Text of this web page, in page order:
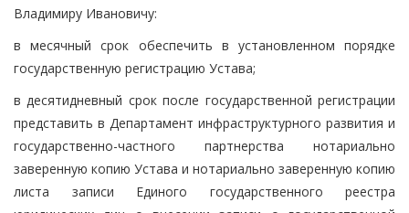
Владимиру Ивановичу:
в месячный срок обеспечить в установленном порядке
государственную регистрацию Устава;
в десятидневный срок после государственной регистрации
представить в Департамент инфраструктурного развития и
государственно-частного партнерства нотариально
заверенную копию Устава и нотариально заверенную копию
листа записи Единого государственного реестра